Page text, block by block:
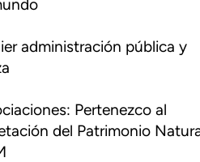
administración pública y
Pertenezco al
del Patrimonio